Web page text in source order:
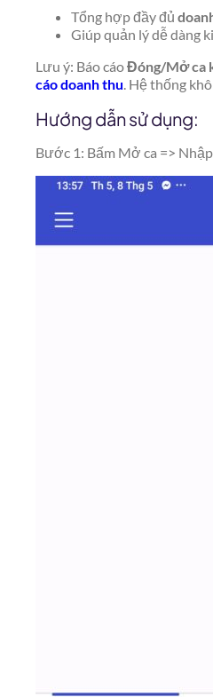
Tổng hợp đầy đủ
Giúp quản lý dễ dàng
Lưu ý: Báo cáoĐóng/Mở ca
cáo doanh thu. Hệ thống
Hướng dẫn sử dụng:
Bước 1: Bấm Mở ca =>